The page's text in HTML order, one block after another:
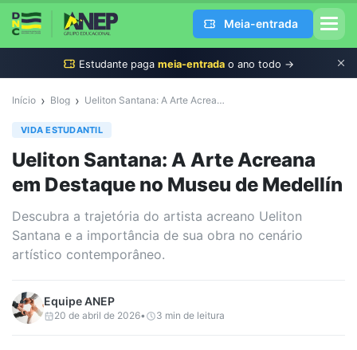
Meia-entrada
Estudante paga meia-entrada o ano todo →
Início › Blog › Ueliton Santana: A Arte Acreana em Destaque no Museu de Medellín
VIDA ESTUDANTIL
Ueliton Santana: A Arte Acreana
em Destaque no Museu de Medellín
Descubra a trajetória do artista acreano Ueliton
Santana e a importância de sua obra no cenário
artístico contemporâneo.
EquipeANEP
20 de abril de 2026• 3 min de leitura